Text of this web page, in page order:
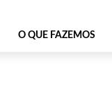
O QUE FAZEMOS